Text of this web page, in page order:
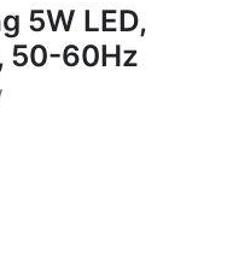
5W LED,
50-60Hz